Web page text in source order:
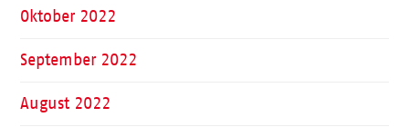
Oktober 2022
September 2022
August 2022